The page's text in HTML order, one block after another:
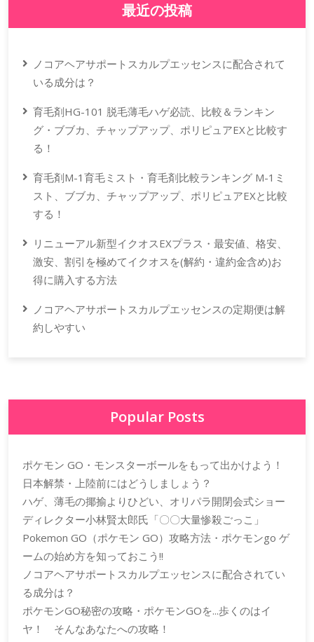
最近の投稿
ノコアヘアサポートスカルプエッセンスに配合されて
いる成分は？
育毛剤HG-101 脱毛薄毛ハゲ必読、比較＆ランキン
グ・ブブカ、チャップアップ、ポリピュアEXと比較す
る！
育毛剤M-1育毛ミスト・育毛剤比較ランキング M-1ミ
スト、ブブカ、チャップアップ、ポリピュアEXと比較
する！
リニューアル新型イクオスEXプラス・最安値、格安、
激安、割引を極めてイクオスを(解約・違約金含め)お
得に購入する方法
ノコアヘアサポートスカルプエッセンスの定期便は解
約しやすい
Popular Posts
ポケモン GO・モンスターボールをもって出かけよう！
日本解禁・上陸前にはどうしましょう？
ハゲ、薄毛の揶揄よりひどい、オリパラ開閉会式ショー
ディレクター小林賢太郎氏「〇〇大量惨殺ごっこ」
Pokemon GO（ポケモン GO）攻略方法・ポケモンgo ゲ
ームの始め方を知っておこう!!
ノコアヘアサポートスカルプエッセンスに配合されてい
る成分は？
ポケモンGO秘密の攻略・ポケモンGOを...歩くのはイ
ヤ！ そんなあなたへの攻略！